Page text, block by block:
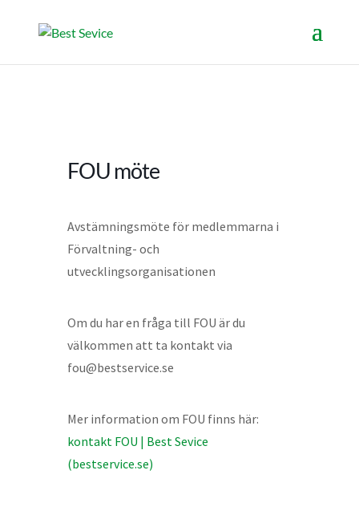
FOU möte
Avstämningsmöte för medlemmarna i
Förvaltning- och
utvecklingsorganisationen
Om du har en fråga till FOU är du
välkommen att ta kontakt via
fou@bestservice.se
Mer information om FOU finns här:
kontakt FOU | Best Sevice
(bestservice.se)